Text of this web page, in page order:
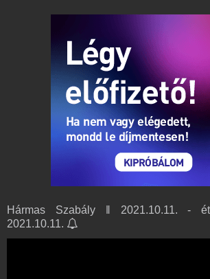
Hármas Szabály ‖ 2021.10.11. -
2021.10.11.